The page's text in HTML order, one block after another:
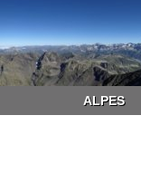
ALPES